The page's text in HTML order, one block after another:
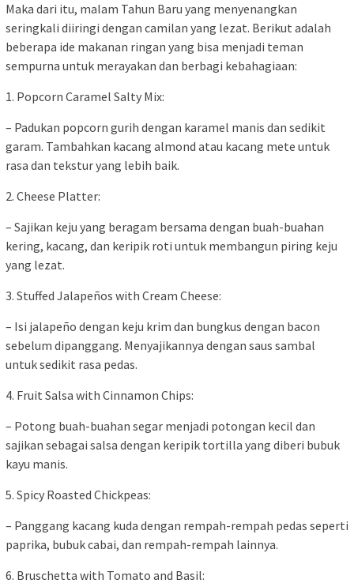
Maka dari itu, malam Tahun Baru yang menyenangkan
seringkali diiringi dengan camilan yang lezat. Berikut adalah
beberapa ide makanan ringan yang bisa menjadi teman
sempurna untuk merayakan dan berbagi kebahagiaan:
1. Popcorn Caramel Salty Mix:
– Padukan popcorn gurih dengan karamel manis dan sedikit
garam. Tambahkan kacang almond atau kacang mete untuk
rasa dan tekstur yang lebih baik.
2. Cheese Platter:
– Sajikan keju yang beragam bersama dengan buah-buahan
kering, kacang, dan keripik roti untuk membangun piring keju
yang lezat.
3. Stuffed Jalapeños with Cream Cheese:
– Isi jalapeño dengan keju krim dan bungkus dengan bacon
sebelum dipanggang. Menyajikannya dengan saus sambal
untuk sedikit rasa pedas.
4. Fruit Salsa with Cinnamon Chips:
– Potong buah-buahan segar menjadi potongan kecil dan
sajikan sebagai salsa dengan keripik tortilla yang diberi bubuk
kayu manis.
5. Spicy Roasted Chickpeas:
– Panggang kacang kuda dengan rempah-rempah pedas seperti
paprika, bubuk cabai, dan rempah-rempah lainnya.
6. Bruschetta with Tomato and Basil: